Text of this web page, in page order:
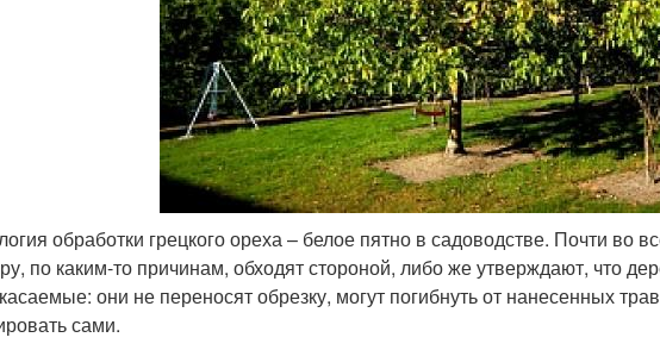
обработки грецкого ореха – белое пятно в садоводстве. Почти во
по каким-то причинам, обходят стороной, либо же утверждают, что
они не переносят обрезку, могут погибнуть от нанесенных
сами.